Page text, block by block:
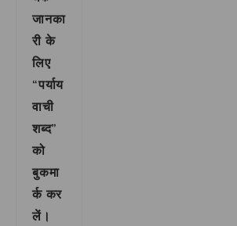
जानका
री के
लिए
“पर्याय
वाची
शब्द”
को
बुकमा
र्क कर
लें।